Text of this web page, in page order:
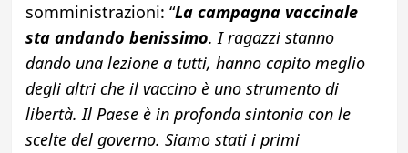
somministrazioni: “La campagna vaccinale
sta andando benissimo. I ragazzi stanno
dando una lezione a tutti, hanno capito meglio
degli altri che il vaccino è uno strumento di
libertà. Il Paese è in profonda sintonia con le
scelte del governo. Siamo stati i primi